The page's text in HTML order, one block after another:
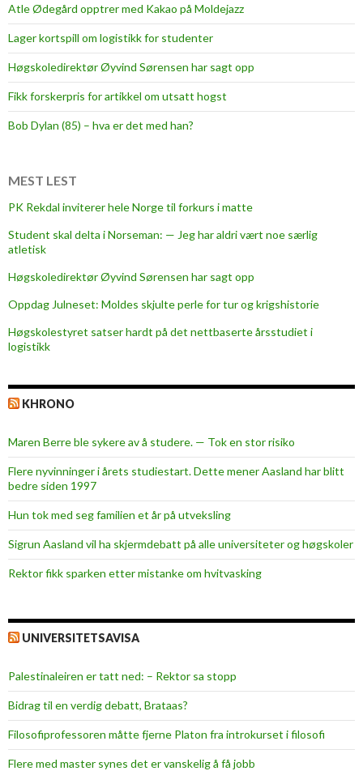
i
s
k
f
r
i
Atle Ødegård opptrer med Kakao på Moldejazz
Lager kortspill om logistikk for studenter
Høgskoledirektør Øyvind Sørensen har sagt opp
Fikk forskerpris for artikkel om utsatt hogst
Bob Dylan (85) – hva er det med han?
MEST LEST
PK Rekdal inviterer hele Norge til forkurs i matte
Student skal delta i Norseman: — Jeg har aldri vært noe særlig
atletisk
Høgskoledirektør Øyvind Sørensen har sagt opp
Oppdag Julneset: Moldes skjulte perle for tur og krigshistorie
Høgskolestyret satser hardt på det nettbaserte årsstudiet i
logistikk
KHRONO
Maren Berre ble sykere av å studere. — Tok en stor risiko
Flere nyvinninger i årets studiestart. Dette mener Aasland har blitt
bedre siden 1997
Hun tok med seg familien et år på utveksling
Sigrun Aasland vil ha skjerm­debatt på alle universiteter og høgskoler
Rektor fikk sparken etter mistanke om hvitvasking
UNIVERSITETSAVISA
Palestinaleiren er tatt ned: – Rektor sa stopp
Bidrag til en verdig debatt, Brataas?
Filosofiprofessoren måtte fjerne Platon fra introkurset i filosofi
Flere med master synes det er vanskelig å få jobb